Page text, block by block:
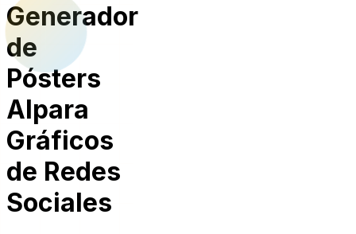
Generador
de
Pósters
AIpara
Gráficos
de Redes
Sociales